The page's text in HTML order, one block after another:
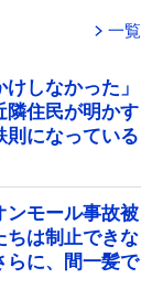
一覧
しなかった」
住民が明かす
則になっている
モール事故被
は制止できな
に、間一髪で